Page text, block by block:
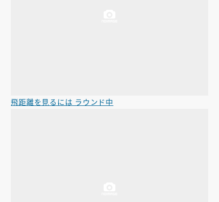
飛距離を見るには ラウンド中